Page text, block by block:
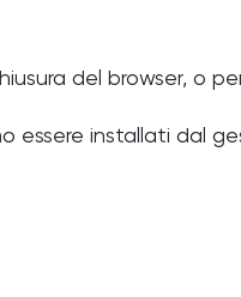
del browser, o
essere installati dal